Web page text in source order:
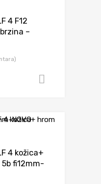
4 F12
–
4 kožica+
fi12mm-